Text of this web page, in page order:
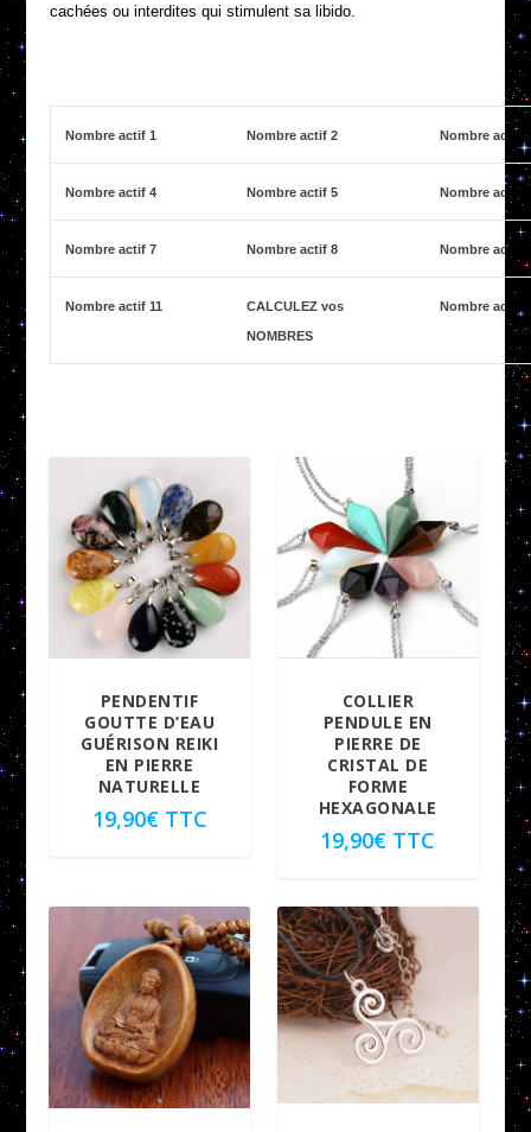
cachées ou interdites qui stimulent sa libido.
Nombre actif 1 Nombre actif 2 Nombre actif 3
Nombre actif 4 Nombre actif 5 Nombre actif 6
Nombre actif 7 Nombre actif 8 Nombre actif 9
Nombre actif 11 CALCULEZ vos
NOMBRES
Nombre actif
PENDENTIF
GOUTTE D’EAU
GUÉRISON REIKI
EN PIERRE
NATURELLE
19,90€ TTC
COLLIER
PENDULE EN
PIERRE DE
CRISTAL DE
FORME
HEXAGONALE
19,90€ TTC